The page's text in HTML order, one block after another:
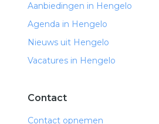
Aanbiedingen in Hengelo
Agenda in Hengelo
Nieuws uit Hengelo
Vacatures in Hengelo
Contact
Contact opnemen